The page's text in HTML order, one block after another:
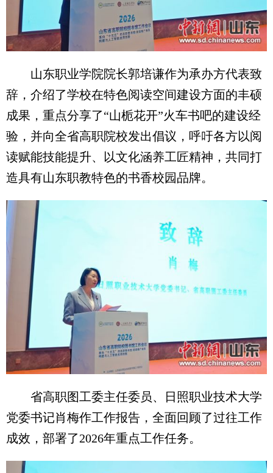
山东职业学院院长郭培谦作为承办方代表致
辞，介绍了学校在特色阅读空间建设方面的丰硕
成果，重点分享了“山栀花开”火车书吧的建设经
验，并向全省高职院校发出倡议，呼吁各方以阅
读赋能技能提升、以文化涵养工匠精神，共同打
造具有山东职教特色的书香校园品牌。
省高职图工委主任委员、日照职业技术大学
党委书记肖梅作工作报告，全面回顾了过往工作
成效，部署了2026年重点工作任务。